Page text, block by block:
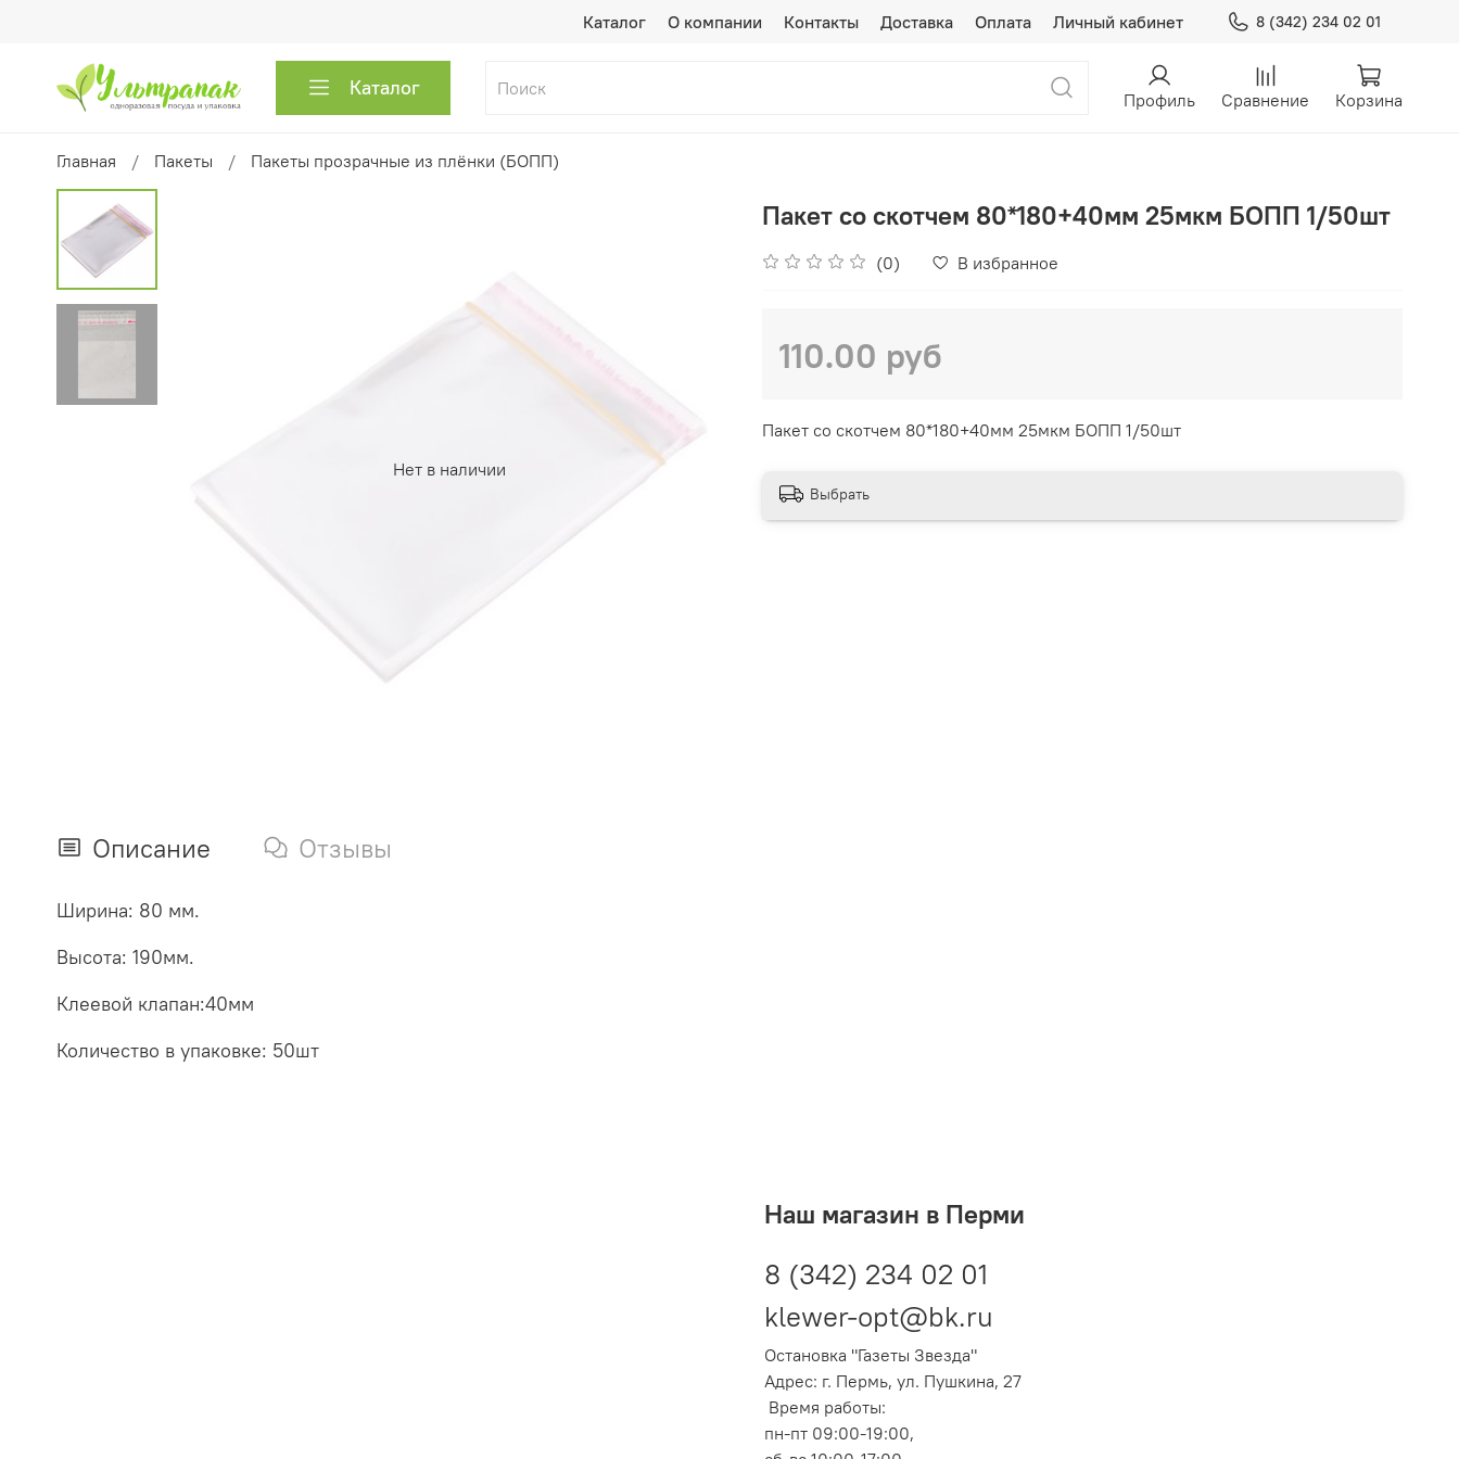
Каталог О компании Контакты Доставка Оплата Личный кабинет 8 (342) 234 02 01
Каталог Профиль Сравнение Корзина
Главная Пакеты Пакеты прозрачные из плёнки (БОПП)
Нет в наличии
Пакет со скотчем 80*180+40мм 25мкм БОПП 1/50шт
(0) В избранное
110.00 руб
Пакет со скотчем 80*180+40мм 25мкм БОПП 1/50шт
Выбрать
Описание Отзывы
Ширина: 80 мм.
Высота: 190мм.
Клеевой клапан:40мм
Количество в упаковке: 50шт
Наш магазин в Перми
8 (342) 234 02 01
klewer-opt@bk.ru
Остановка "Газеты Звезда"
Адрес: г. Пермь, ул. Пушкина, 27
Время работы:
пн-пт 09:00-19:00,